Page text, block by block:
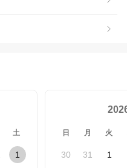
土
1
日 月 火
30 31 1